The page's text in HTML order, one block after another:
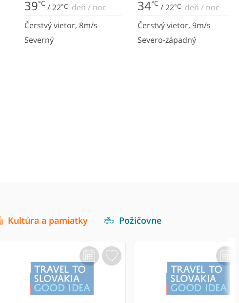
39°C /22°C deň / noc
Čerstvý vietor, 8m/s
Severný
34°C /22°C deň / noc
Čerstvý vietor, 9m/s
Severo-západný
Kultúra a pamiatky Požičovne